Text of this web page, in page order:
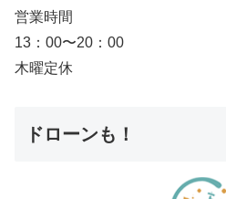
営業時間
13：00〜20：00
木曜定休
ドローンも！